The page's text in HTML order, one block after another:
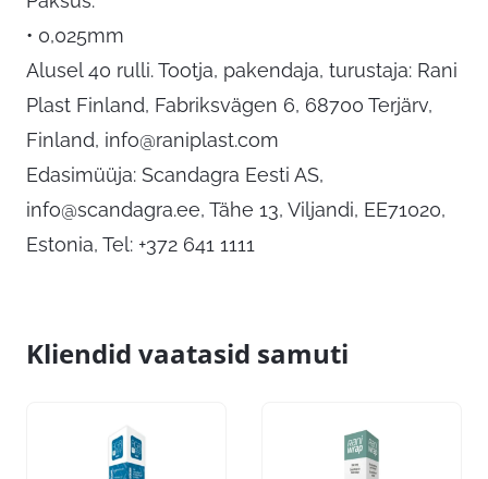
• 0,025mm
Alusel 40 rulli. Tootja, pakendaja, turustaja: Rani
Plast Finland, Fabriksvägen 6, 68700 Terjärv,
Finland, info@raniplast.com
Edasimüüja: Scandagra Eesti AS,
info@scandagra.ee, Tähe 13, Viljandi, EE71020,
Estonia, Tel: +372 641 1111
Kliendid vaatasid samuti